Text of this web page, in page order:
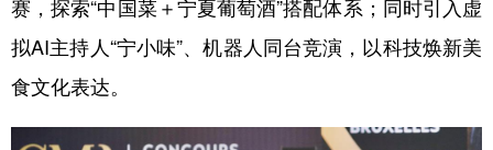
赛，探索“中国菜＋宁夏葡萄酒”搭配体系；同时引入虚
拟AI主持人“宁小味”、机器人同台竞演，以科技焕新美
食文化表达。